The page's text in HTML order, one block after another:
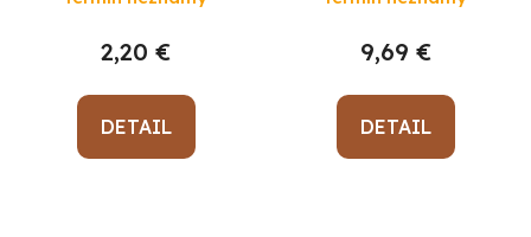
2,20 €
DETAIL
sneh
9,69 €
DETAIL